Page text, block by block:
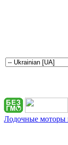
Лодочные моторы